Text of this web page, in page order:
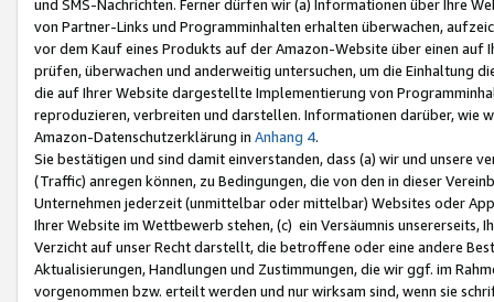
und SMS-Nachrichten. Ferner dürfen wir (a) Informationen über Ihre
von Partner-Links und Programminhalten erhalten überwachen,
vor dem Kauf eines Produkts auf der Amazon-Website über einen
prüfen, überwachen und anderweitig untersuchen, um die Einhaltung
die auf Ihrer Website dargestellte Implementierung von
reproduzieren, verbreiten und darstellen. Informationen darüber, wie
Amazon-Datenschutzerklärung in Anhang 4.
Sie bestätigen und sind damit einverstanden, dass (a) wir und
(Traffic) anregen können, zu Bedingungen, die von den in dieser
Unternehmen jederzeit (unmittelbar oder mittelbar) Websites oder
Ihrer Website im Wettbewerb stehen, (c) ein Versäumnis unsererseits,
Verzicht auf unser Recht darstellt, die betroffene oder eine andere
Aktualisierungen, Handlungen und Zustimmungen, die wir ggf. im
vorgenommen bzw. erteilt werden und nur wirksam sind, wenn sie